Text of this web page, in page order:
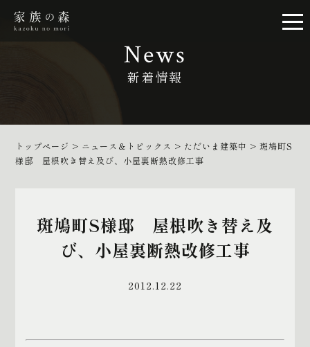
News
新着情報
トップページ > ニュース＆トピックス > ただいま建築中 >斑鳩町S
様邸 屋根吹き替え及び、小屋裏断熱改修工事
斑鳩町S様邸 屋根吹き替え及
び、小屋裏断熱改修工事
2012.12.22